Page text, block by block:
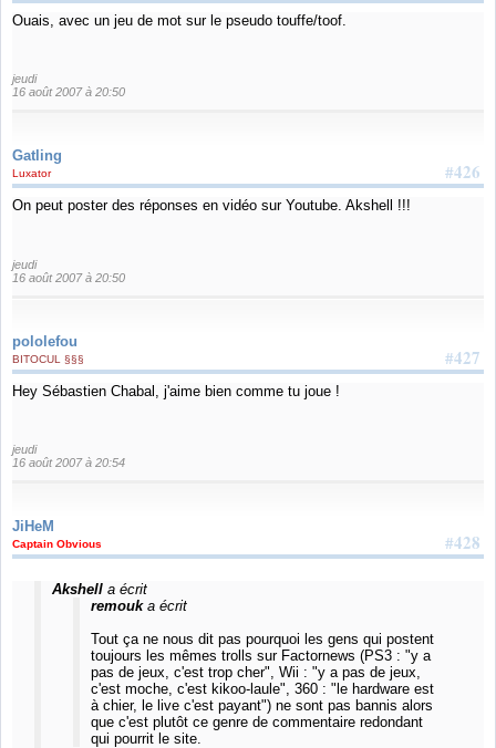
Ouais, avec un jeu de mot sur le pseudo touffe/toof.
jeudi
16 août 2007 à 20:50
Gatling
#426
Luxator
On peut poster des réponses en vidéo sur Youtube. Akshell !!!
jeudi
16 août 2007 à 20:50
pololefou
#427
BITOCUL §§§
Hey Sébastien Chabal, j'aime bien comme tu joue !
jeudi
16 août 2007 à 20:54
JiHeM
#428
Captain Obvious
Akshella écrit
remouka écrit
Tout ça ne nous dit pas pourquoi les gens qui postent
toujours les mêmes trolls sur Factornews (PS3 : "y a
pas de jeux, c'est trop cher", Wii : "y a pas de jeux,
c'est moche, c'est kikoo-laule", 360 : "le hardware est
à chier, le live c'est payant") ne sont pas bannis alors
que c'est plutôt ce genre de commentaire redondant
qui pourrit le site.